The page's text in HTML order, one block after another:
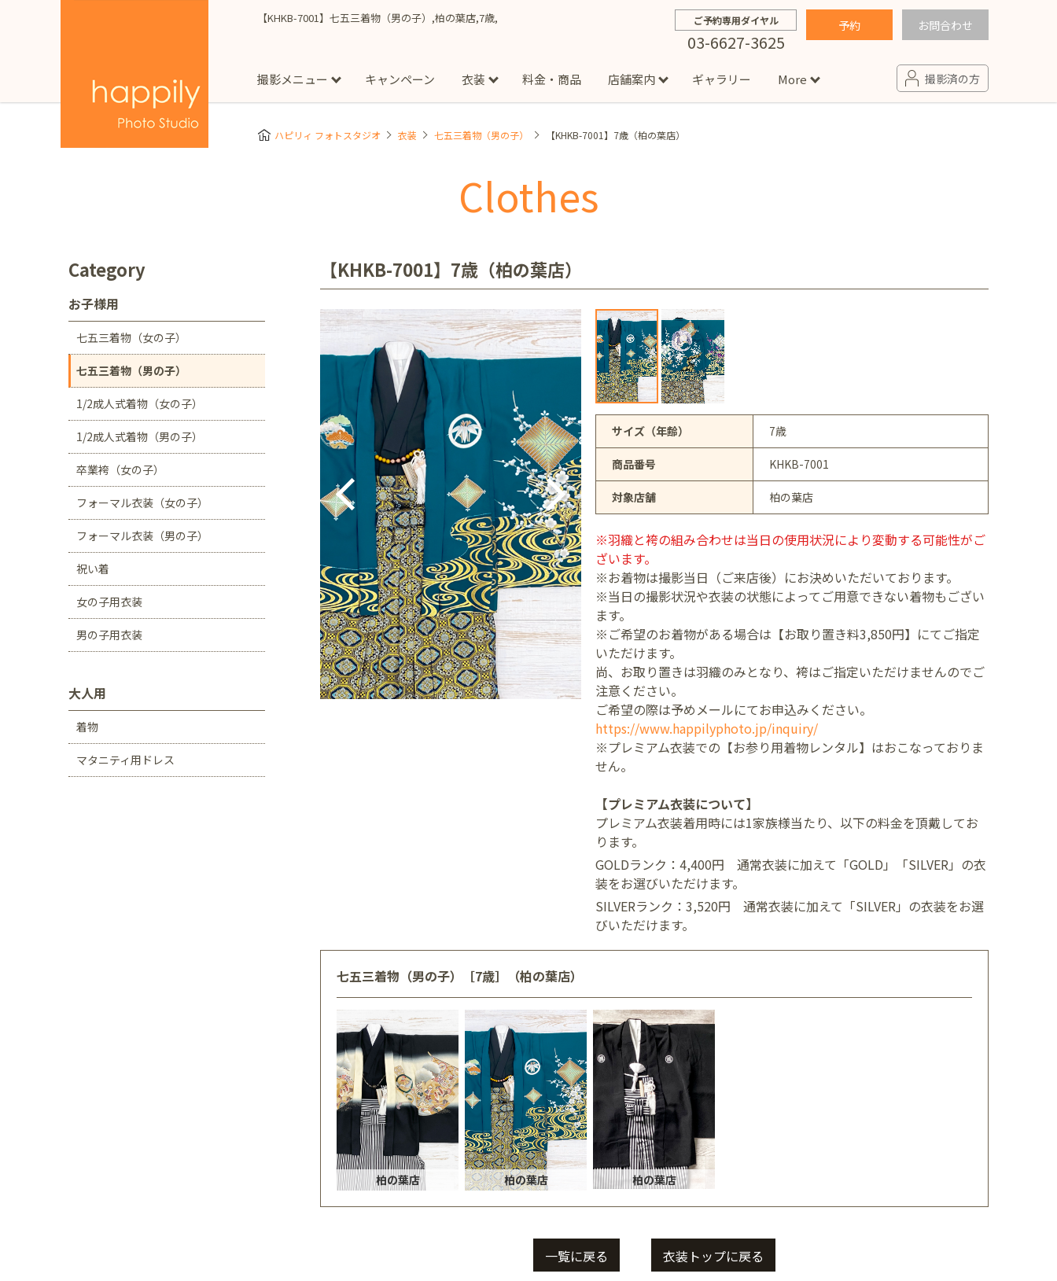
【KHKB-7001】七五三着物（男の子）,柏の葉店,7歳, ご予約専用ダイヤル
03-6627-3625
予約 お問合わせ
撮影メニュー
スタジオ撮影
成人式フォト マタニティフォト
お宮参り 入園・入学／卒園・卒業 ファミリーフォト
キャンペーン 衣装
Clothes
七五三着物(男の子) 1/2成人式着物(女の子)
フォーマル衣装(男の子) 祝い着
マタニティ用ドレス
料金・商品 店舗案内
Store
吉祥寺店 イオンモール多摩平の森店
八千代緑が丘店 柏の葉店
浦和店 アリオ上尾店
つくば学園の森店
静岡県
サンストリート浜北店
帝塚山店
福岡県
ギャラリー More
More
撮影済の方
ハピリィ フォトスタジオ 衣装 七五三着物（男の子） 【KHKB-7001】7歳（柏の葉店）
Clothes
【KHKB-7001】7歳（柏の葉店）
サイズ（年齢） 7歳
商品番号 KHKB-7001
対象店舗 柏の葉店
※羽織と袴の組み合わせは当日の使用状況により変動する可能性がご
ざいます。
※お着物は撮影当日（ご来店後）にお決めいただいております。
※当日の撮影状況や衣装の状態によってご用意できない着物もござい
ます。
※ご希望のお着物がある場合は【お取り置き料3,850円】にてご指定
いただけます。
尚、お取り置きは羽織のみとなり、袴はご指定いただけませんのでご
注意ください。
ご希望の際は予めメールにてお申込みください。
https://www.happilyphoto.jp/inquiry/
※プレミアム衣装での【お参り用着物レンタル】はおこなっておりま
せん。
【プレミアム衣装について】
プレミアム衣装着用時には1家族様当たり、以下の料金を頂戴してお
ります。
GOLDランク：4,400円 通常衣装に加えて「GOLD」「SILVER」の衣
装をお選びいただけます。
SILVERランク：3,520円 通常衣装に加えて「SILVER」の衣装をお選
びいただけます。
七五三着物（男の子）［7歳］（柏の葉店）
柏の葉店 柏の葉店 柏の葉店
一覧に戻る 衣装トップに戻る
Category
お子様用
七五三着物（女の子）
七五三着物（男の子）
1/2成人式着物（女の子）
1/2成人式着物（男の子）
卒業袴（女の子）
フォーマル衣装（女の子）
フォーマル衣装（男の子）
祝い着
女の子用衣装
男の子用衣装
大人用
着物
マタニティ用ドレス